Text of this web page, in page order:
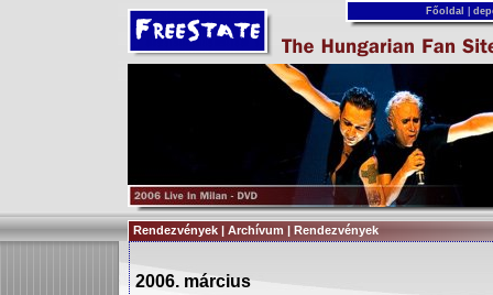
Főoldal
Rendezvények | Archívum | Rendezvények
2006. március